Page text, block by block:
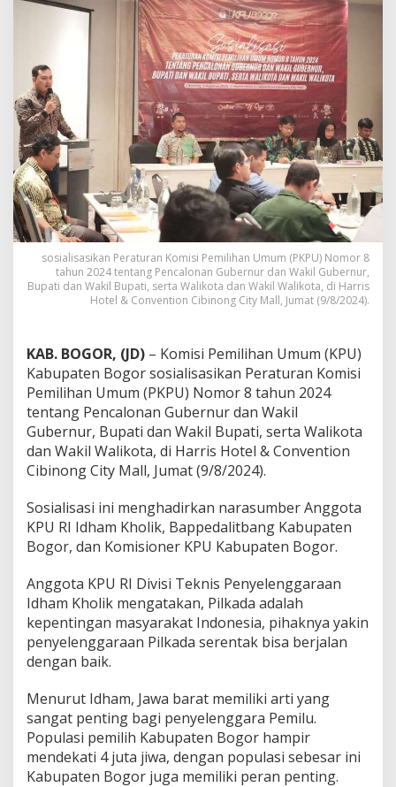
i
a
l
i
s
a
s
i
n
P
K
P
U
N
o
m
o
8
T
a
n
2
0
2
sosialisasikan Peraturan Komisi Pemilihan Umum (PKPU) Nomor 8
tahun 2024 tentang Pencalonan Gubernur dan Wakil Gubernur,
Bupati dan Wakil Bupati, serta Walikota dan Wakil Walikota, di Harris
Hotel & Convention Cibinong City Mall, Jumat (9/8/2024).
KAB. BOGOR, (JD) – Komisi Pemilihan Umum (KPU)
Kabupaten Bogor sosialisasikan Peraturan Komisi
Pemilihan Umum (PKPU) Nomor 8 tahun 2024
tentang Pencalonan Gubernur dan Wakil
Gubernur, Bupati dan Wakil Bupati, serta Walikota
dan Wakil Walikota, di Harris Hotel & Convention
Cibinong City Mall, Jumat (9/8/2024).
Sosialisasi ini menghadirkan narasumber Anggota
KPU RI Idham Kholik, Bappedalitbang Kabupaten
Bogor, dan Komisioner KPU Kabupaten Bogor.
Anggota KPU RI Divisi Teknis Penyelenggaraan
Idham Kholik mengatakan, Pilkada adalah
kepentingan masyarakat Indonesia, pihaknya yakin
penyelenggaraan Pilkada serentak bisa berjalan
dengan baik.
Menurut Idham, Jawa barat memiliki arti yang
sangat penting bagi penyelenggara Pemilu.
Populasi pemilih Kabupaten Bogor hampir
mendekati 4 juta jiwa, dengan populasi sebesar ini
Kabupaten Bogor juga memiliki peran penting.